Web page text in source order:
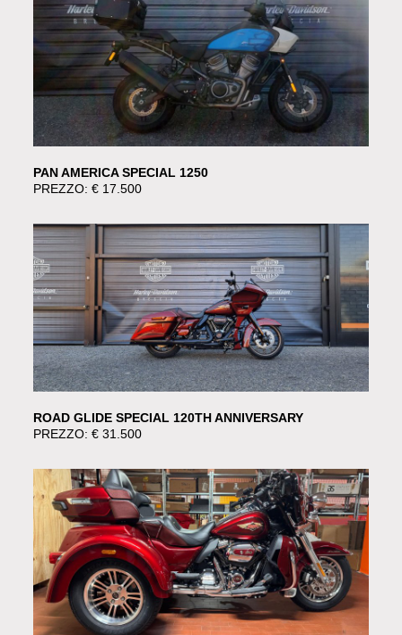
PAN AMERICA SPECIAL 1250
PREZZO: € 17.500
ROAD GLIDE SPECIAL 120TH ANNIVERSARY
PREZZO: € 31.500